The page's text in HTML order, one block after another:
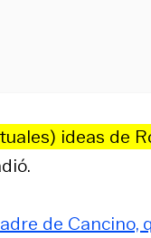
ideas de
de